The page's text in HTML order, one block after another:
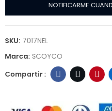
NOTIFICARME
SKU: 7017NEL
Marca: SCOYCO